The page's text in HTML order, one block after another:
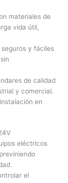
materiales de
vida útil,
y fáciles
de calidad
y comercial.
en
eléctricos
el